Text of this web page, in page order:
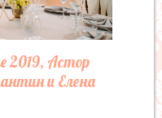
2019, Астор
и Елена